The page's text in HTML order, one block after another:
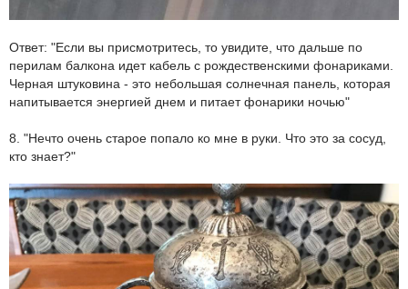
Ответ: "Если вы присмотритесь, то увидите, что дальше по
перилам балкона идет кабель с рождественскими фонариками.
Черная штуковина - это небольшая солнечная панель, которая
напитывается энергией днем и питает фонарики ночью"
8. "Нечто очень старое попало ко мне в руки. Что это за сосуд,
кто знает?"